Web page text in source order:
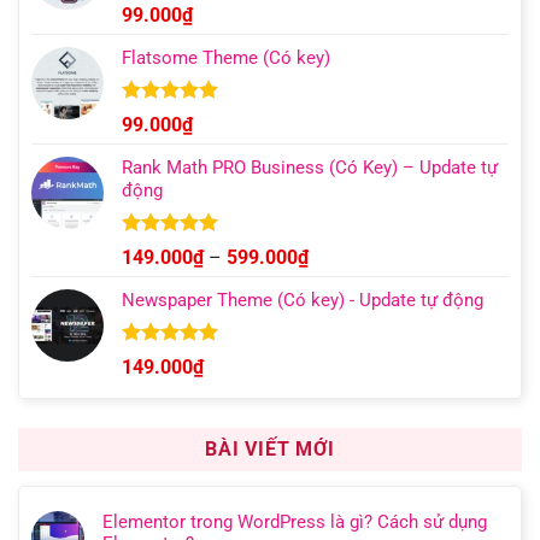
Được xếp
hạng4.96
5 sao
99.000₫
Flatsome Theme (Có key)
Được xếp
hạng 4.95
5 sao
99.000₫
Rank Math PRO Business (Có Key) – Update tự
động
Được xếp
hạng 5.00
5 sao
149.000₫ – 599.000₫Khoảng
từ
Newspaper Theme (Có key) - Update tự động
Được xếp
hạng 4.92
149.000₫
BÀI VIẾT MỚI
Elementor trong WordPress là gì? Cách sử dụng